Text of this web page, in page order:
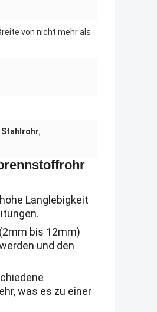
von nicht mehr als
,
Langlebigkeit
bis 12mm)
und den
was es zu einer